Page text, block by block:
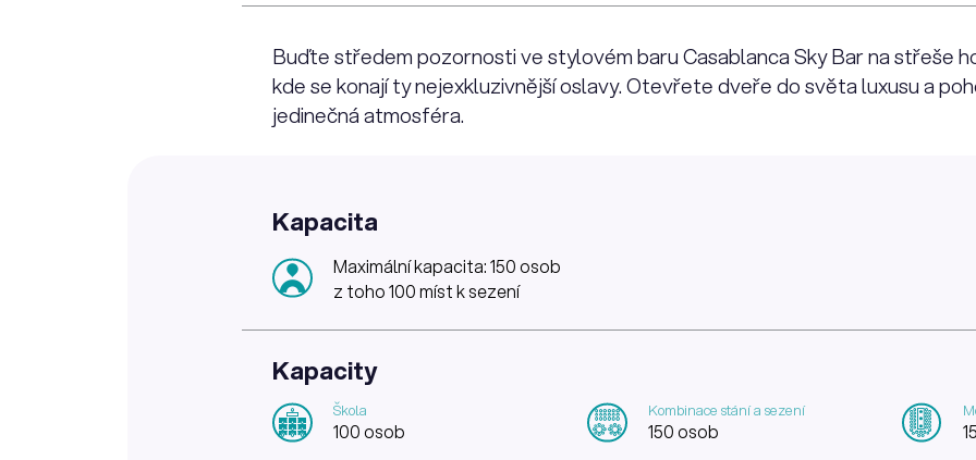
Buďte středem pozornosti ve stylovém baru Casablanca Sky Bar na střeše
kde se konají ty nejexkluzivnější oslavy. Otevřete dveře do světa luxusu a
jedinečná atmosféra.
Kapacita
Maximální kapacita: 150 osob
z toho 100 míst k sezení
Kapacity
Škola
100 osob
Kombinace stání a sezení
150 osob